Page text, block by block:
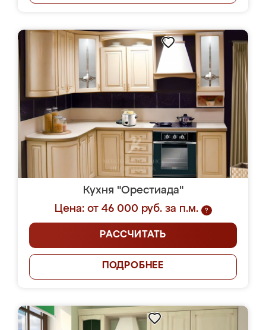
Кухня "Орестиада"
Цена: от 46 000 руб. за п.м.
?
РАССЧИТАТЬ
ПОДРОБНЕЕ